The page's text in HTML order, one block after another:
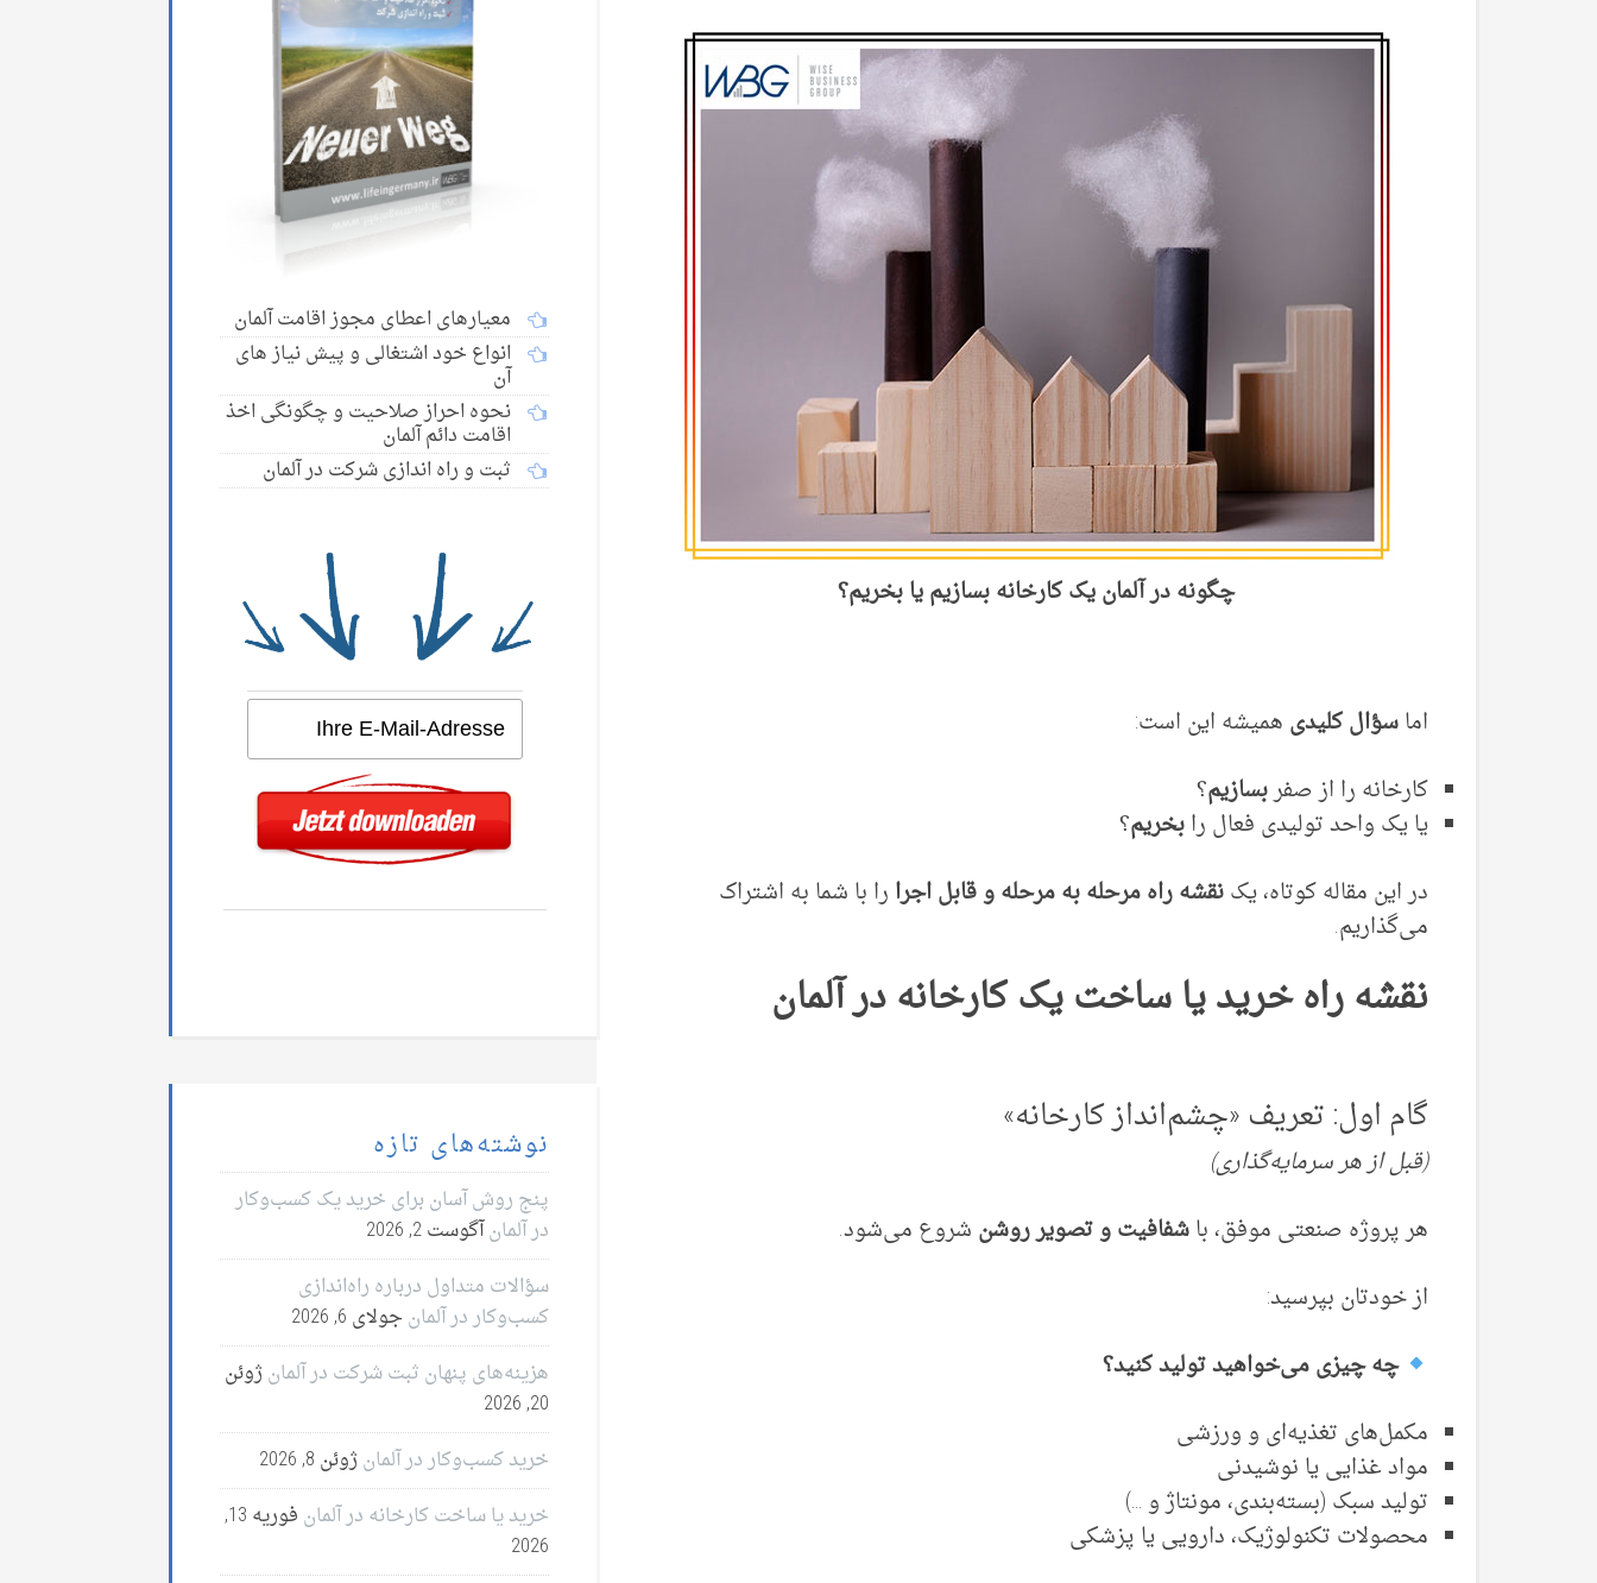
چگونه در آلمان یک کارخانه بسازیم یا بخریم؟
اماسؤال کلیدی همیشه این است:
کارخانه را از صفربسازیم؟
یا یک واحد تولیدی فعال رابخریم؟
در این مقاله کوتاه، یکنقشه راه مرحله‌ به ‌مرحله و قابل اجرا را با شما به اشتراک
می‌گذاریم.
نقشه راه خرید یا ساخت یک کارخانه در آلمان
گام اول: تعریف «چشم‌انداز کارخانه»
(قبل از هر سرمایه‌گذاری)
هر پروژه صنعتی موفق، باشفافیت و تصویر روشن شروع می‌شود.
از خودتان بپرسید:
چه چیزی می‌خواهید تولید کنید؟
مکمل‌های تغذیه‌ای و ورزشی
مواد غذایی یا نوشیدنی
تولید سبک (بسته‌بندی، مونتاژ و …)
محصولات تکنولوژیک، دارویی یا پزشکی
معیارهای اعطای مجوز اقامت آلمان
انواع خود اشتغالی و پیش نیاز های
آن
نحوه احراز صلاحیت و چگونگی اخذ
اقامت دائم آلمان
ثبت و راه اندازی شرکت در آلمان
نوشته‌های تازه
پنج روش آسان برای خرید یک کسب‌وکار
در آلمانآگوست 2, 2026
سؤالات متداول درباره راه‌اندازی
کسب‌وکار در آلمان جولای 6, 2026
هزینه‌های پنهان ثبت شرکت در آلمان ژوئن
20, 2026
خرید کسب‌وکار در آلمان ژوئن 8, 2026
خرید یا ساخت کارخانه در آلمان
فوریه 13,
2026